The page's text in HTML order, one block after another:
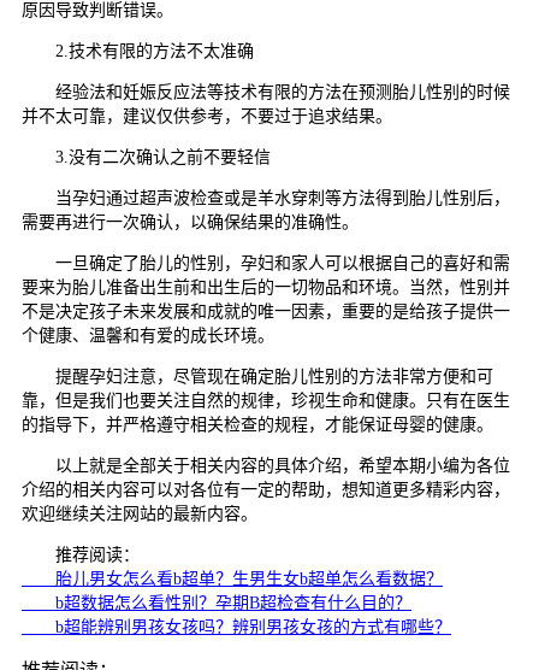
原因导致判断错误。
2.技术有限的方法不太准确
经验法和妊娠反应法等技术有限的方法在预测胎儿性别的时候
并不太可靠，建议仅供参考，不要过于追求结果。
3.没有二次确认之前不要轻信
当孕妇通过超声波检查或是羊水穿刺等方法得到胎儿性别后，
需要再进行一次确认，以确保结果的准确性。
一旦确定了胎儿的性别，孕妇和家人可以根据自己的喜好和需
要来为胎儿准备出生前和出生后的一切物品和环境。当然，性别并
不是决定孩子未来发展和成就的唯一因素，重要的是给孩子提供一
个健康、温馨和有爱的成长环境。
提醒孕妇注意，尽管现在确定胎儿性别的方法非常方便和可
靠，但是我们也要关注自然的规律，珍视生命和健康。只有在医生
的指导下，并严格遵守相关检查的规程，才能保证母婴的健康。
以上就是全部关于相关内容的具体介绍，希望本期小编为各位
介绍的相关内容可以对各位有一定的帮助，想知道更多精彩内容，
欢迎继续关注网站的最新内容。
推荐阅读：
胎儿男女怎么看b超单？生男生女b超单怎么看数据？
b超数据怎么看性别？孕期B超检查有什么目的？
b超能辨别男孩女孩吗？辨别男孩女孩的方式有哪些？